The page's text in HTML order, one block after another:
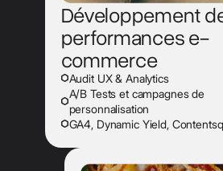
Développement
performances e-
commerce
Audit UX & Analytics
A/B Tests et campagnes de
personnalisation
GA4, Dynamic Yield,